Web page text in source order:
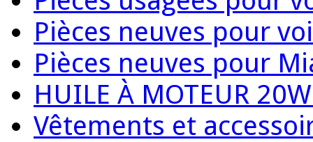
Pièces neuves pour
Pièces neuves pour
HUILE À MOTEUR
Vêtements et